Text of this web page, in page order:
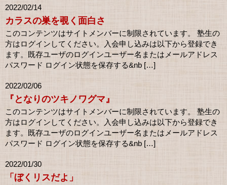
2022/02/14
カラスの巣を覗く面白さ
このコンテンツはサイトメンバーに制限されています。 塾生の
方はログインしてください。入会申し込みは以下から登録でき
ます。既存ユーザのログインユーザー名またはメールアドレス
パスワード ログイン状態を保存する&nb […]
2022/02/06
『となりのツキノワグマ』
このコンテンツはサイトメンバーに制限されています。 塾生の
方はログインしてください。入会申し込みは以下から登録でき
ます。既存ユーザのログインユーザー名またはメールアドレス
パスワード ログイン状態を保存する&nb […]
2022/01/30
「ぼくリスだよ」